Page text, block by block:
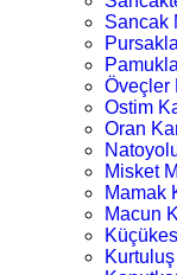
Sancak
Öveçler
Ostim
Oran
Misket
Mamak
Macun